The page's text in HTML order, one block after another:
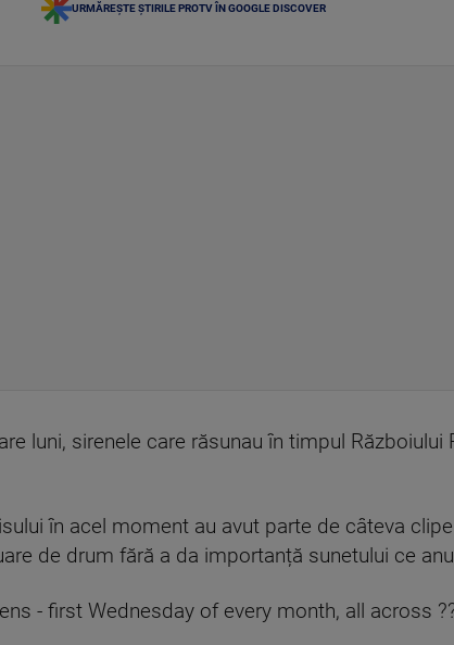
URMĂREȘTE ȘTIRILE PROTV ÎN GOOGLE DISCOVER
luni, sirenele care răsunau în timpul Războiului
în acel moment au avut parte de câteva
de drum fără a da importanță sunetului ce
- first Wednesday of every month, all across